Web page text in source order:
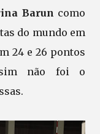
Barun como
do mundo em
24 e 26 pontos
não foi o